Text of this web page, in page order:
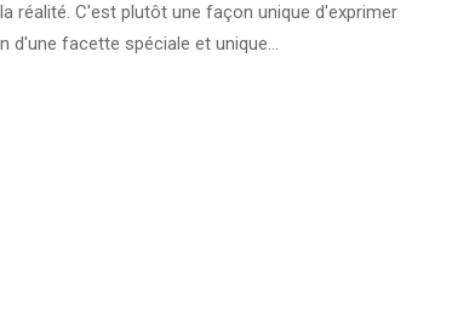
réalité. C'est plutôt une façon unique d'exprimer
d'une facette spéciale et unique...